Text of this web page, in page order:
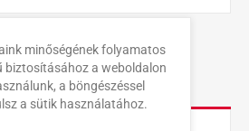
KAPCSOLAT
minőségének folyamatos
biztosításához a weboldalon
a böngészéssel
a sütik használatához.